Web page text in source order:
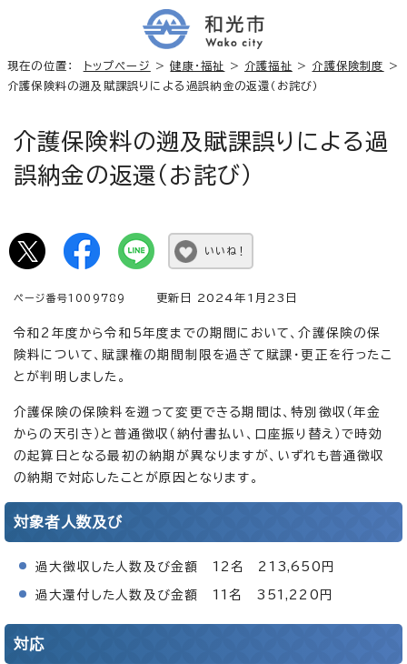
現在の位置： トップページ >健康・福祉 > 介護福祉 > 介護保険制度
>
介護保険料の遡及賦課誤りによる過誤納金の返還（お詫び）
介護保険料の遡及賦課誤りによる過
誤納金の返還（お詫び）
いいね！
ページ番号1009789 更新日 2024年1月23日
令和2年度から令和5年度までの期間において、介護保険の保
険料について、賦課権の期間制限を過ぎて賦課・更正を行ったこ
とが判明しました。
介護保険の保険料を遡って変更できる期間は、特別徴収（年金
からの天引き）と普通徴収（納付書払い、口座振り替え）で時効
の起算日となる最初の納期が異なりますが、いずれも普通徴収
の納期で対応したことが原因となります。
対象者人数及び
過大徴収した人数及び金額 12名 213,650円
過大還付した人数及び金額 11名 351,220円
対応